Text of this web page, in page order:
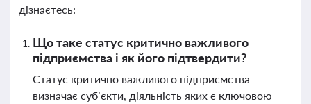
дізнаєтесь:
Що таке статус критично важливого
підприємства і як його підтвердити?
Статус критично важливого підприємства
визначає суб’єкти, діяльність яких є ключовою